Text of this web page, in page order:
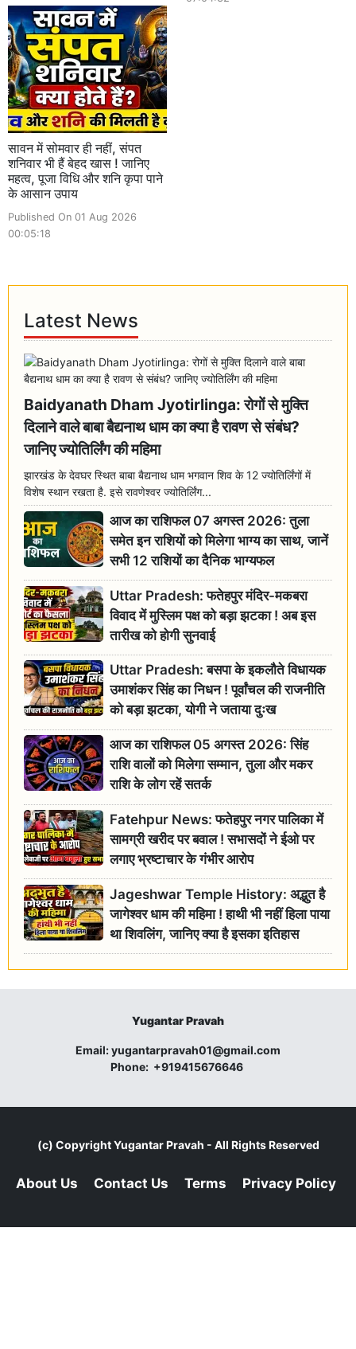
सावन में सोमवार ही नहीं, संपत
शनिवार भी हैं बेहद खास ! जानिए
महत्व, पूजा विधि और शनि कृपा पाने
के आसान उपाय
Published On 01 Aug 2026
00:05:18
Latest News
Baidyanath Dham Jyotirlinga: रोगों से मुक्ति
दिलाने वाले बाबा बैद्यनाथ धाम का क्या है रावण से संबंध?
जानिए ज्योतिर्लिंग की महिमा
झारखंड के देवघर स्थित बाबा बैद्यनाथ धाम भगवान शिव के 12 ज्योतिर्लिंगों में
विशेष स्थान रखता है. इसे रावणेश्वर ज्योतिर्लिंग...
आज का राशिफल 07 अगस्त 2026: तुला
समेत इन राशियों को मिलेगा भाग्य का साथ, जानें
सभी 12 राशियों का दैनिक भाग्यफल
Uttar Pradesh: फतेहपुर मंदिर-मकबरा
विवाद में मुस्लिम पक्ष को बड़ा झटका ! अब इस
तारीख को होगी सुनवाई
Uttar Pradesh: बसपा के इकलौते विधायक
उमाशंकर सिंह का निधन ! पूर्वांचल की राजनीति
को बड़ा झटका, योगी ने जताया दुःख
आज का राशिफल 05 अगस्त 2026: सिंह
राशि वालों को मिलेगा सम्मान, तुला और मकर
राशि के लोग रहें सतर्क
Fatehpur News: फतेहपुर नगर पालिका में
सामग्री खरीद पर बवाल ! सभासदों ने ईओ पर
लगाए भ्रष्टाचार के गंभीर आरोप
Jageshwar Temple History: अद्भुत है
जागेश्वर धाम की महिमा ! हाथी भी नहीं हिला पाया
था शिवलिंग, जानिए क्या है इसका इतिहास
Yugantar Pravah
Email:yugantarpravah01@gmail.com
Phone: +919415676646
(c) CopyrightYugantar Pravah - All Rights Reserved
About Us Contact Us Terms Privacy Policy